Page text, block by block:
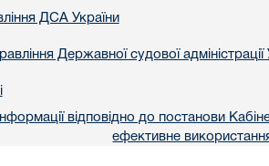
ДСА України
Державної судової адміністрації
відповідно до постанови
ефективне